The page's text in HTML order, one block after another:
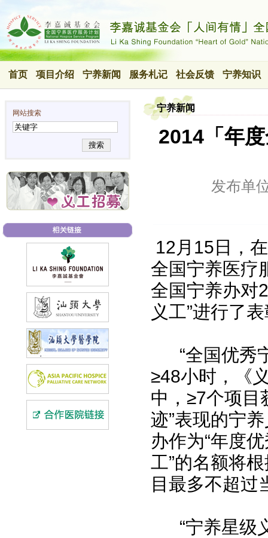
首页 项目介绍 宁养新闻 服务札记 社会反馈 宁养知识
网站搜索
搜索
宁养新闻
2014「年
发布单
12月15日，
全国宁养医疗
全国宁养办对
义工”进行了
“全国优秀
≥48小时，《
中，≥7个项目
迹”表现的宁
办作为“年度
工”的名额将
目最多不超过
“宁养星级